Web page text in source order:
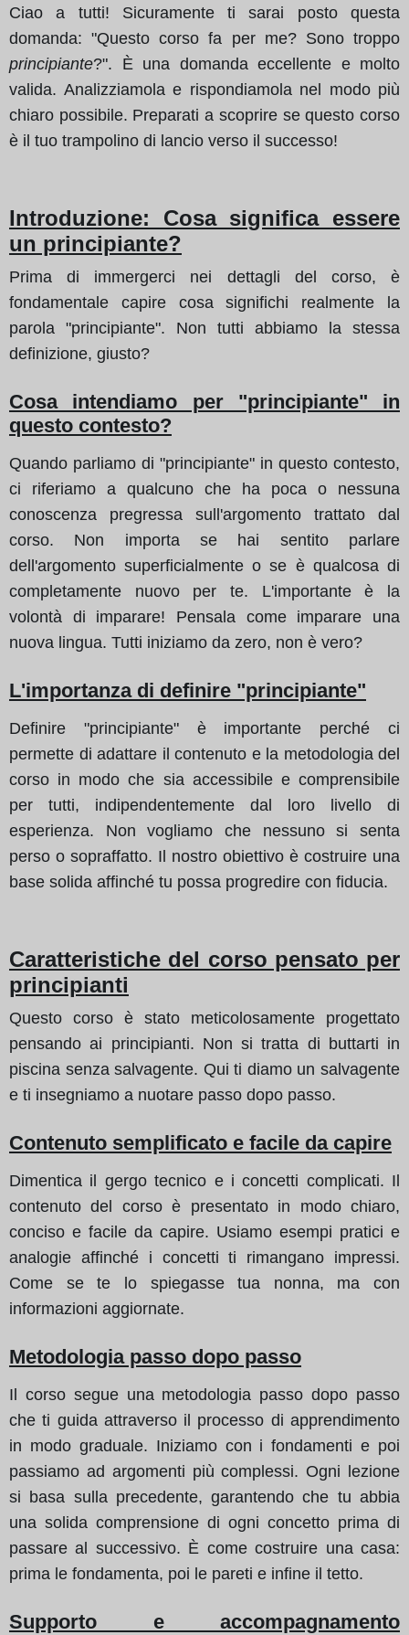
Ciao a tutti! Sicuramente ti sarai posto questa
domanda: "Questo corso fa per me? Sono troppo
principiante?". È una domanda eccellente e molto
valida. Analizziamola e rispondiamola nel modo più
chiaro possibile. Preparati a scoprire se questo corso
è il tuo trampolino di lancio verso il successo!
Introduzione: Cosa significa essere
un principiante?
Prima di immergerci nei dettagli del corso, è
fondamentale capire cosa significhi realmente la
parola "principiante". Non tutti abbiamo la stessa
definizione, giusto?
Cosa intendiamo per "principiante" in
questo contesto?
Quando parliamo di "principiante" in questo contesto,
ci riferiamo a qualcuno che ha poca o nessuna
conoscenza pregressa sull'argomento trattato dal
corso. Non importa se hai sentito parlare
dell'argomento superficialmente o se è qualcosa di
completamente nuovo per te. L'importante è la
volontà di imparare! Pensala come imparare una
nuova lingua. Tutti iniziamo da zero, non è vero?
L'importanza di definire "principiante"
Definire "principiante" è importante perché ci
permette di adattare il contenuto e la metodologia del
corso in modo che sia accessibile e comprensibile
per tutti, indipendentemente dal loro livello di
esperienza. Non vogliamo che nessuno si senta
perso o sopraffatto. Il nostro obiettivo è costruire una
base solida affinché tu possa progredire con fiducia.
Caratteristiche del corso pensato per
principianti
Questo corso è stato meticolosamente progettato
pensando ai principianti. Non si tratta di buttarti in
piscina senza salvagente. Qui ti diamo un salvagente
e ti insegniamo a nuotare passo dopo passo.
Contenuto semplificato e facile da capire
Dimentica il gergo tecnico e i concetti complicati. Il
contenuto del corso è presentato in modo chiaro,
conciso e facile da capire. Usiamo esempi pratici e
analogie affinché i concetti ti rimangano impressi.
Come se te lo spiegasse tua nonna, ma con
informazioni aggiornate.
Metodologia passo dopo passo
Il corso segue una metodologia passo dopo passo
che ti guida attraverso il processo di apprendimento
in modo graduale. Iniziamo con i fondamenti e poi
passiamo ad argomenti più complessi. Ogni lezione
si basa sulla precedente, garantendo che tu abbia
una solida comprensione di ogni concetto prima di
passare al successivo. È come costruire una casa:
prima le fondamenta, poi le pareti e infine il tetto.
Supporto e accompagnamento